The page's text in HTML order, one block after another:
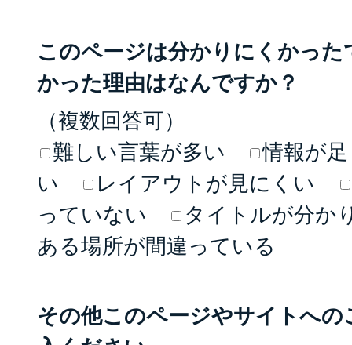
このページは分かりにくかっ
かった理由はなんですか？
（複数回答可）
難しい言葉が多い
情報が
い
レイアウトが見にくい
っていない
タイトルが分か
ある場所が間違っている
その他このページやサイトへ